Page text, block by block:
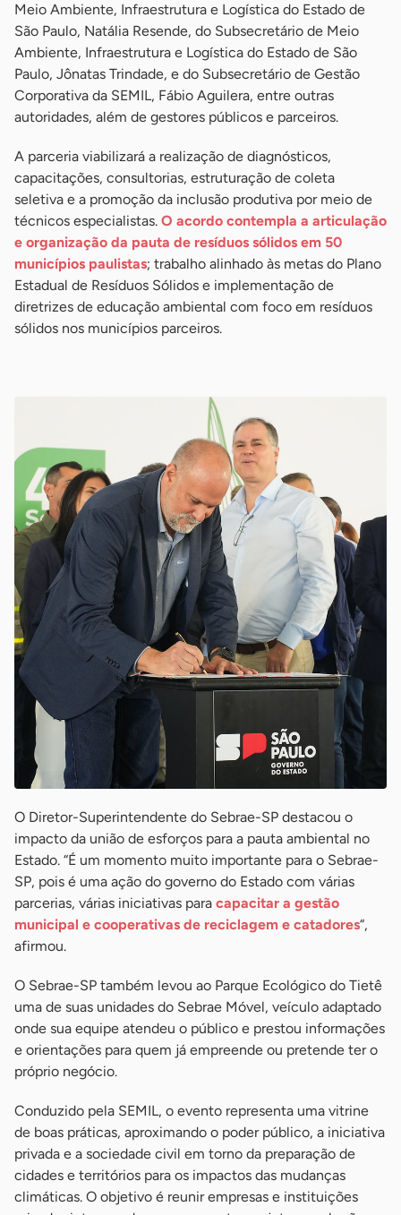
Meio Ambiente, Infraestrutura e Logística do Estado de
São Paulo, Natália Resende, do Subsecretário de Meio
Ambiente, Infraestrutura e Logística do Estado de São
Paulo, Jônatas Trindade, e do Subsecretário de Gestão
Corporativa da SEMIL, Fábio Aguilera, entre outras
autoridades, além de gestores públicos e parceiros.
A parceria viabilizará a realização de diagnósticos,
capacitações, consultorias, estruturação de coleta
seletiva e a promoção da inclusão produtiva por meio de
técnicos especialistas. O acordo contempla a articulação
e organização da pauta de resíduos sólidos em 50
municípios paulistas; trabalho alinhado às metas do Plano
Estadual de Resíduos Sólidos e implementação de
diretrizes de educação ambiental com foco em resíduos
sólidos nos municípios parceiros.
O Diretor-Superintendente do Sebrae-SP destacou o
impacto da união de esforços para a pauta ambiental no
Estado. “É um momento muito importante para o Sebrae-
SP, pois é uma ação do governo do Estado com várias
parcerias, várias iniciativas para capacitar a gestão
municipal e cooperativas de reciclagem e catadores“,
afirmou.
O Sebrae-SP também levou ao Parque Ecológico do Tietê
uma de suas unidades do Sebrae Móvel, veículo adaptado
onde sua equipe atendeu o público e prestou informações
e orientações para quem já empreende ou pretende ter o
próprio negócio.
Conduzido pela SEMIL, o evento representa uma vitrine
de boas práticas, aproximando o poder público, a iniciativa
privada e a sociedade civil em torno da preparação de
cidades e territórios para os impactos das mudanças
climáticas. O objetivo é reunir empresas e instituições